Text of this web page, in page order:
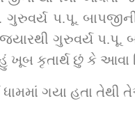
પ.પૂ.
ગુરુવર્ય પ.પૂ.
કૃતાર્થ છું કે
ગયા હતા તેથી